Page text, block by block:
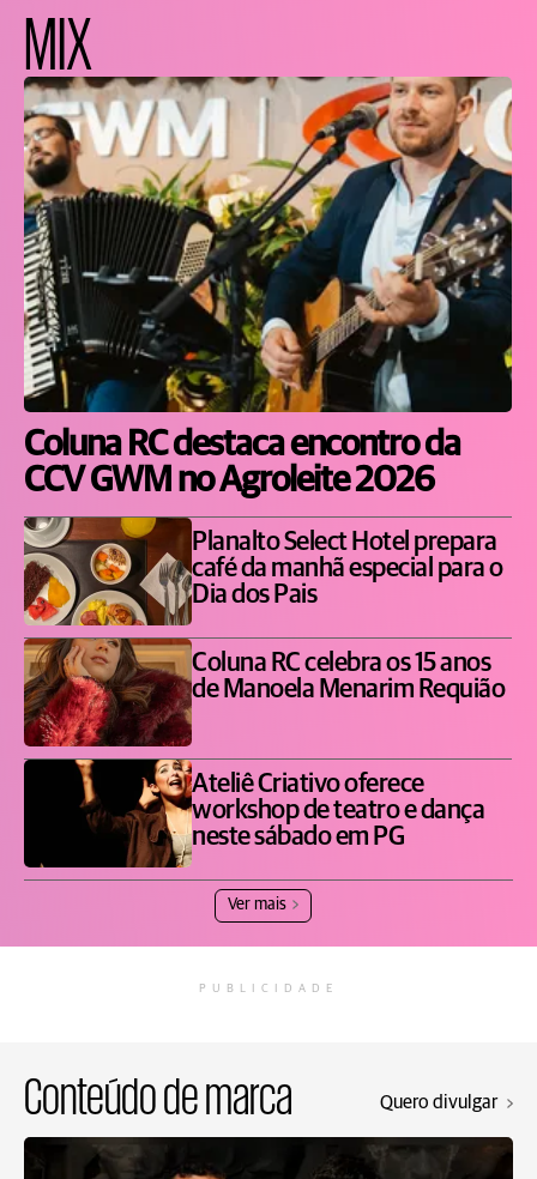
MIX
Coluna RC destaca encontro da
CCV GWM no Agroleite 2026
Planalto Select Hotel prepara
café da manhã especial para o
Dia dos Pais
Coluna RC celebra os 15 anos
de Manoela Menarim Requião
Ateliê Criativo oferece
workshop de teatro e dança
neste sábado em PG
Ver mais
PUBLICIDADE
Conteúdo de marca Quero divulgar